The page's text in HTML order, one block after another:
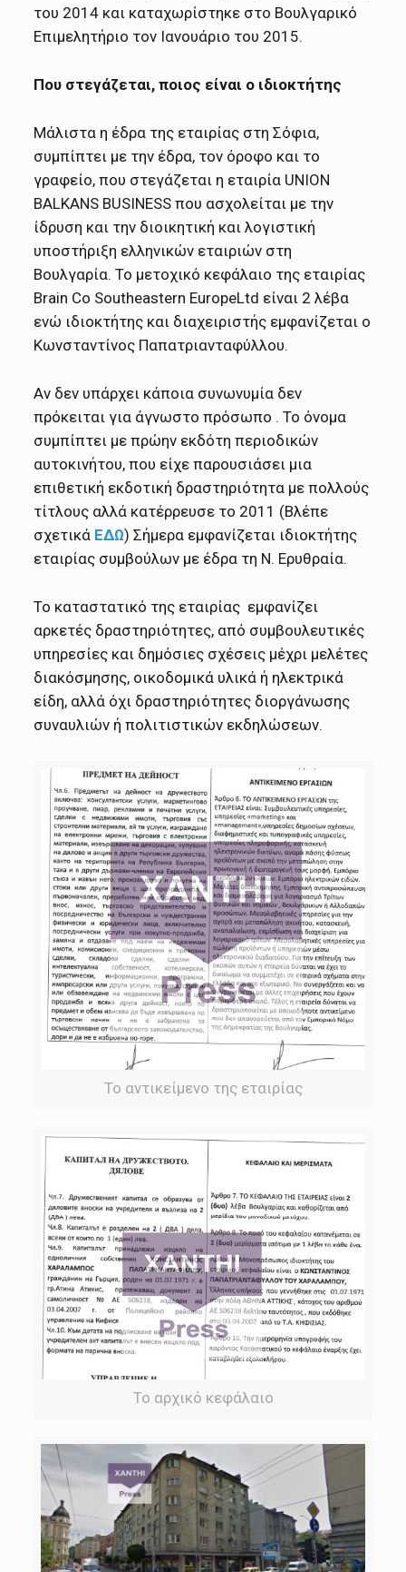
του 2014 και καταχωρίστηκε στο Βουλγαρικό
Επιμελητήριο τον Ιανουάριο του 2015.
Που στεγάζεται, ποιος είναι ο ιδιοκτήτης
Μάλιστα η έδρα της εταιρίας στη Σόφια,
συμπίπτει με την έδρα, τον όροφο και το
γραφείο, που στεγάζεται η εταιρία UNION
BALKANS BUSINESS που ασχολείται με την
ίδρυση και την διοικητική και λογιστική
υποστήριξη ελληνικών εταιριών στη
Βουλγαρία. Το μετοχικό κεφάλαιο της εταιρίας
Brain Co Southeastern EuropeLtd είναι 2 λέβα
ενώ ιδιοκτήτης και διαχειριστής εμφανίζεται ο
Κωνσταντίνος Παπατριανταφύλλου.
Aν δεν υπάρχει κάποια συνωνυμία δεν
πρόκειται για άγνωστο πρόσωπο . Το όνομα
συμπίπτει με πρώην εκδότη περιοδικών
αυτοκινήτου, που είχε παρουσιάσει μια
επιθετική εκδοτική δραστηριότητα με πολλούς
τίτλους αλλά κατέρρευσε το 2011 (Βλέπε
σχετικά ΕΔΩ) Σήμερα εμφανίζεται ιδιοκτήτης
εταιρίας συμβούλων με έδρα τη Ν. Ερυθραία.
Το καταστατικό της εταιρίας εμφανίζει
αρκετές δραστηριότητες, από συμβουλευτικές
υπηρεσίες και δημόσιες σχέσεις μέχρι μελέτες
διακόσμησης, οικοδομικά υλικά ή ηλεκτρικά
είδη, αλλά όχι δραστηριότητες διοργάνωσης
συναυλιών ή πολιτιστικών εκδηλώσεων.
Το αντικείμενο της εταιρίας
Το αρχικό κεφάλαιο